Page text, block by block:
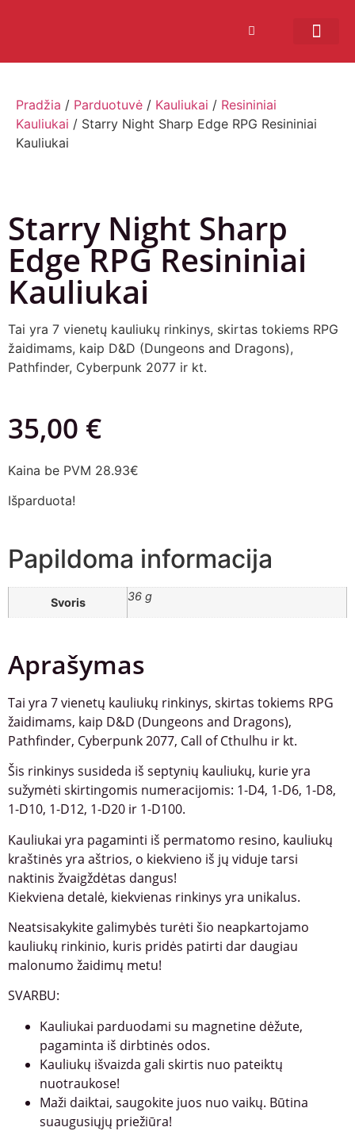
Pradžia / Parduotuvė / Kauliukai / Resininiai
Kauliukai / Starry Night Sharp Edge RPG Resininiai
Kauliukai
Starry Night Sharp
Edge RPG Resininiai
Kauliukai
Tai yra 7 vienetų kauliukų rinkinys, skirtas tokiems RPG
žaidimams, kaip D&D (Dungeons and Dragons),
Pathfinder, Cyberpunk 2077 ir kt.
35,00 €
Kaina be PVM 28.93€
Išparduota!
Papildoma informacija
Svoris 36 g
Aprašymas
Tai yra 7 vienetų kauliukų rinkinys, skirtas tokiems RPG
žaidimams, kaip D&D (Dungeons and Dragons),
Pathfinder, Cyberpunk 2077, Call of Cthulhu ir kt.
Šis rinkinys susideda iš septynių kauliukų, kurie yra
sužymėti skirtingomis numeracijomis: 1-D4, 1-D6, 1-D8,
1-D10, 1-D12, 1-D20 ir 1-D100.
Kauliukai yra pagaminti iš permatomo resino, kauliukų
kraštinės yra aštrios, o kiekvieno iš jų viduje tarsi
naktinis žvaigždėtas dangus!
Kiekviena detalė, kiekvienas rinkinys yra unikalus.
Neatsisakykite galimybės turėti šio neapkartojamo
kauliukų rinkinio, kuris pridės patirti dar daugiau
malonumo žaidimų metu!
SVARBU:
Kauliukai parduodami su magnetine dėžute,
pagaminta iš dirbtinės odos.
Kauliukų išvaizda gali skirtis nuo pateiktų
nuotraukose!
Maži daiktai, saugokite juos nuo vaikų. Būtina
suaugusiųjų priežiūra!